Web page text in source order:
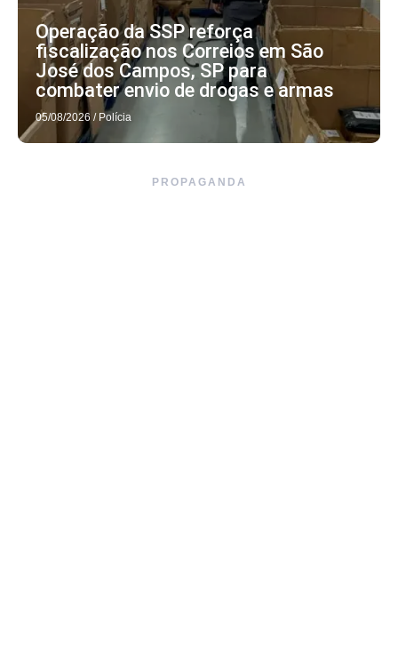
Operação da SSP reforça
fiscalização nos Correios em São
José dos Campos, SP para
combater envio de drogas e armas
05/08/2026 / Polícia
PROPAGANDA